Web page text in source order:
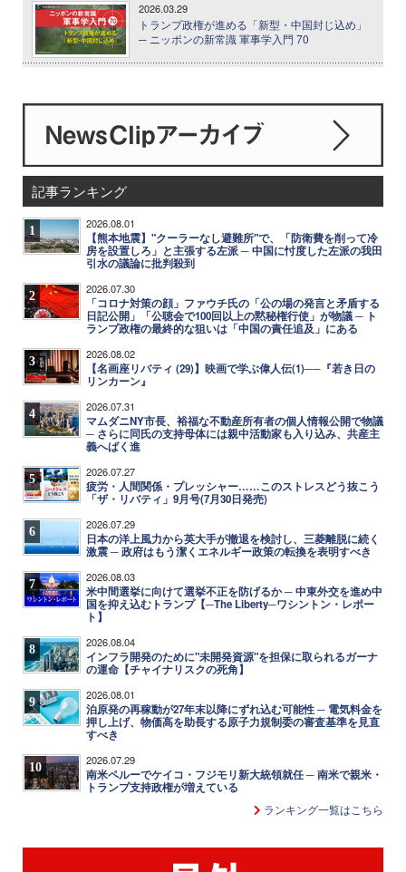
2026.03.29
トランプ政権が進める「新型・中国封じ込め」
─ ニッポンの新常識 軍事学入門 70
記事ランキング
1 2026.08.01
【熊本地震】"クーラーなし避難所"で、「防衛費を削って冷
房を設置しろ」と主張する左派 ─ 中国に忖度した左派の我田
引水の議論に批判殺到
2 2026.07.30
「コロナ対策の顔」ファウチ氏の「公の場の発言と矛盾する
日記公開」「公聴会で100回以上の黙秘権行使」が物議 ─ ト
ランプ政権の最終的な狙いは「中国の責任追及」にある
3 2026.08.02
【名画座リバティ (29)】映画で学ぶ偉人伝(1)──『若き日の
リンカーン』
4 2026.07.31
マムダニNY市長、裕福な不動産所有者の個人情報公開で物議
─ さらに同氏の支持母体には親中活動家も入り込み、共産主
義へばく進
5 2026.07.27
疲労・人間関係・プレッシャー……このストレスどう抜こう
「ザ・リバティ」9月号(7月30日発売)
6 2026.07.29
日本の洋上風力から英大手が撤退を検討し、三菱離脱に続く
激震 ─ 政府はもう潔くエネルギー政策の転換を表明すべき
7 2026.08.03
米中間選挙に向けて選挙不正を防げるか ─ 中東外交を進め中
国を抑え込むトランプ【─The Liberty─ワシントン・レポー
ト】
8 2026.08.04
インフラ開発のために"未開発資源"を担保に取られるガーナ
の運命【チャイナリスクの死角】
9 2026.08.01
泊原発の再稼動が27年末以降にずれ込む可能性 ─ 電気料金を
押し上げ、物価高を助長する原子力規制委の審査基準を見直
すべき
10 2026.07.29
南米ペルーでケイコ・フジモリ新大統領就任 ─ 南米で親米・
トランプ支持政権が増えている
ランキング一覧はこちら